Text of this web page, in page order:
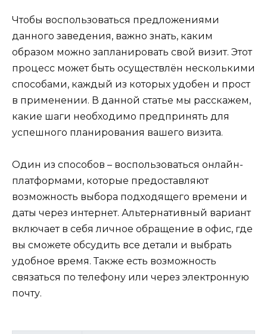
Чтобы воспользоваться предложениями
данного заведения, важно знать, каким
образом можно запланировать свой визит. Этот
процесс может быть осуществлён несколькими
способами, каждый из которых удобен и прост
в применении. В данной статье мы расскажем,
какие шаги необходимо предпринять для
успешного планирования вашего визита.
Один из способов – воспользоваться онлайн-
платформами, которые предоставляют
возможность выбора подходящего времени и
даты через интернет. Альтернативный вариант
включает в себя личное обращение в офис, где
вы сможете обсудить все детали и выбрать
удобное время. Также есть возможность
связаться по телефону или через электронную
почту.